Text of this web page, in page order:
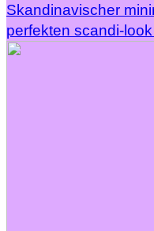
Skandinavischer
perfekten scandi-